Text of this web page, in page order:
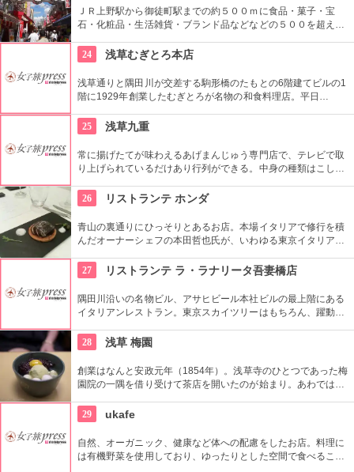
ＪＲ上野駅から御徒町駅までの約５００ｍに食品・菓子・宝
石・化粧品・生活雑貨・ブランド品などなどの５００を超える
叩き売りがある。
24 浅草むぎとろ本店
浅草通りと隅田川が交差する駒形橋のたもとの6階建てビルの1
階に1929年創業したむぎとろが名物の和食料理店。平日
れ」はバイキング形式のおすすめランチ。むぎとろと日替わり
のおかず２品と味噌汁がお替わり自由で1,000円！
25 浅草九重
常に揚げたてが味わえるあげまんじゅう専門店で、テレビで取
り上げられているだけあり行列ができる。中身の種類はこし
26
リストランテ ホンダ
青山の裏通りにひっそりとあるお店。本場イタリアで修行を積
んだオーナーシェフの本田哲也氏が、いわゆる東京イタリアン
ュランの一つ星を獲得しているというのも納得。イタリアやフ
ランスの食材とともに、国内の新鮮な素材も吟味し、旬な味を
届けます。
27 リストランテ ラ・ラナリータ吾妻橋店
隅田川沿いの名物ビル、アサヒビール本社ビルの最上階にある
イタリアンレストラン。東京スカイツリーはもちろん、躍動す
も素敵なごちそう。そして、料理も本格派のイタリアンで、目
も舌も同時に大満足。世界のワインも豊富に揃っています。
28 浅草 梅園
創業はなんと安政元年（1854年）。浅草寺のひとつであった梅
園院の一隅を借り受けて茶店を開いたのが始まり。あわではな
わらぬ人気を誇る老舗ご自慢の逸品。
29 ukafe
自然、オーガニック、健康など体への配慮をしたお店。料理に
は有機野菜を使用しており、ゆったりとした空間で食べること